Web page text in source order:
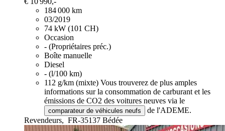
184 000 km
03/2019
74 kW (101 CH)
Occasion
- (Propriétaires préc.)
Boîte manuelle
Diesel
- (l/100 km)
112 g/km (mixte) Vous trouverez de plus amples
informations sur la consommation de carburant et les
émissions de CO2 des voitures neuves via le
comparateur de véhicules neufs
de l'ADEME.
Revendeurs, FR-35137 Bédée